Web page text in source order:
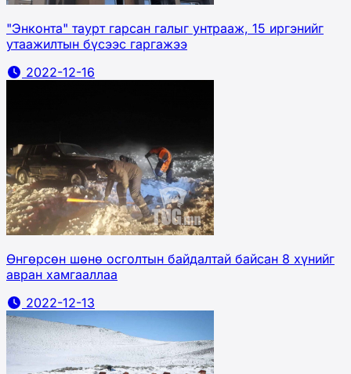
"Энконта" таурт гарсан галыг унтрааж, 15 иргэнийг
утаажилтын бүсээс гаргажээ
2022-12-16
Өнгөрсөн шөнө осголтын байдалтай байсан 8 хүнийг
авран хамгааллаа
2022-12-13